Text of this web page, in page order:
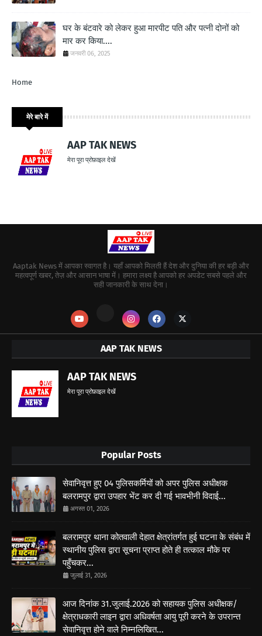
घर के बंटवारे को लेकर हुआ मारपीट पति और पत्नी दोनों को
मार कर किया....
जनवरी 06, 2025
Home
मेरे बारे में
AAP TAK NEWS
मेरा पूरा प्रोफ़ाइल देखें
Aaptak News में आपका स्वागत है। यहाँ आपको मिलती हैं देश और दुनिया की हर बड़ी और
महत्वपूर्ण खबर, तेज़ और आसान भाषा में। हमारा लक्ष्य है आपको हर अपडेट सबसे पहले और
सही जानकारी के साथ देना।
AAP TAK NEWS
AAP TAK NEWS
मेरा पूरा प्रोफ़ाइल देखें
Popular Posts
सेवानिवृत्त हुए 04 पुलिसकर्मियों को अपर पुलिस अधीक्षक
बलरामपुर द्वारा उपहार भेंट कर दी गई भावभीनी विदाई...
अगस्त 01, 2026
बलरामपुर थाना कोतवाली देहात क्षेत्रांतर्गत हुई घटना के संबंध में
स्थानीय पुलिस द्वारा सूचना प्राप्त होते ही तत्काल मौके पर
पहुँचकर...
जुलाई 31, 2026
आज दिनांक 31.जुलाई.2026 को सहायक पुलिस अधीक्षक/
क्षेत्राधकारी लाइन द्वारा अधिवर्षता आयु पूरी करने के उपरान्त
सेवानिवृत्त होने वाले निम्नलिखित...